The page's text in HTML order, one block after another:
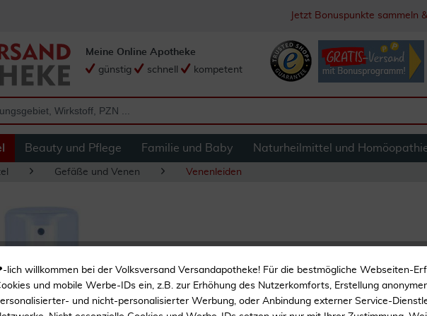
Jetzt Bonuspunkte sammeln
Meine Online Apotheke
günstig
schnell kompetent
Beauty und Pflege Familie und Baby Naturheilmittel und
Gefäße und Venen Venenleiden
Vitalisiert
Pflegt
lich willkommen bei der Volksversand Versandapotheke! Für die bestmögliche Webseiten-
und mobile Werbe-IDs ein, z.B. zur Erhöhung des Nutzerkomforts, Erstellung
und nicht-personalisierter Werbung, oder Anbindung externer Service-